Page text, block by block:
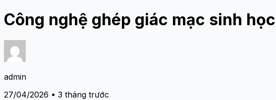
Công nghệ ghép giác mạc sinh
admin
27/04/2026 • 3 tháng trước